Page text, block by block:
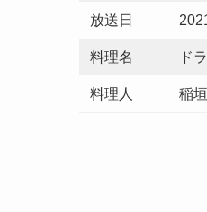
放送日
料理名 ド
料理人 稲